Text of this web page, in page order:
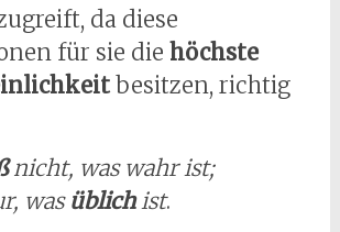
da diese
für sie die höchste
besitzen, richtig
nicht, was wahr ist;
was üblichist.